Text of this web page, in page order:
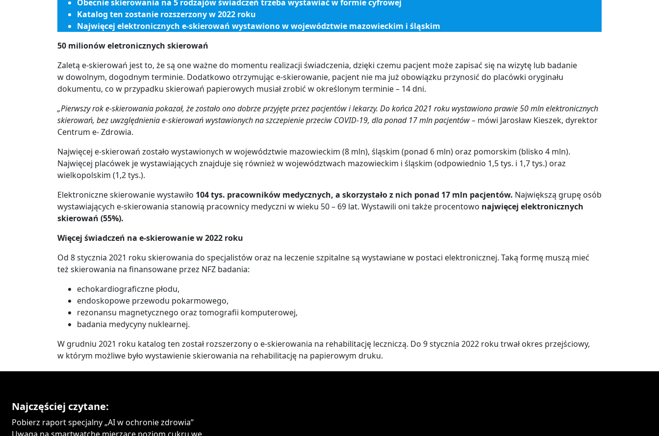
Obecnie skierowania na 5 rodzajów świadczeń trzeba wystawiać w formie cyfrowej
Katalog ten zostanie rozszerzony w 2022 roku
Najwięcej elektronicznych e-skierowań wystawiono w województwie mazowieckim i śląskim
50 milionów eletronicznych skierowań
Zaletą e-skierowań jest to, że są one ważne do momentu realizacji świadczenia, dzięki czemu pacjent może zapisać się na wizytę lub badanie
w dowolnym, dogodnym terminie. Dodatkowo otrzymując e-skierowanie, pacjent nie ma już obowiązku przynosić do placówki oryginału
dokumentu, co w przypadku skierowań papierowych musiał zrobić w określonym terminie – 14 dni.
„Pierwszy rok e-skierowania pokazał, że zostało ono dobrze przyjęte przez pacjentów i lekarzy. Do końca 2021 roku wystawiono prawie 50 mln elektronicznych
skierowań, bez uwzględnienia e-skierowań wystawionych na szczepienie przeciw COVID-19, dla ponad 17 mln pacjentów – mówi Jarosław Kieszek, dyrektor
Centrum e- Zdrowia.
Najwięcej e-skierowań zostało wystawionych w województwie mazowieckim (8 mln), śląskim (ponad 6 mln) oraz pomorskim (blisko 4 mln).
Najwięcej placówek je wystawiających znajduje się również w województwach mazowieckim i śląskim (odpowiednio 1,5 tys. i 1,7 tys.) oraz
wielkopolskim (1,2 tys.).
Elektroniczne skierowanie wystawiło 104 tys. pracowników medycznych, a skorzystało z nich ponad 17 mln pacjentów. Największą grupę osób
wystawiających e-skierowania stanowią pracownicy medyczni w wieku 50 – 69 lat. Wystawili oni także procentowo najwięcej elektronicznych
skierowań (55%).
Więcej świadczeń na e-skierowanie w 2022 roku
Od 8 stycznia 2021 roku skierowania do specjalistów oraz na leczenie szpitalne są wystawiane w postaci elektronicznej. Taką formę muszą mieć
też skierowania na finansowane przez NFZ badania:
echokardiograficzne płodu,
endoskopowe przewodu pokarmowego,
rezonansu magnetycznego oraz tomografii komputerowej,
badania medycyny nuklearnej.
W grudniu 2021 roku katalog ten został rozszerzony o e-skierowania na rehabilitację leczniczą. Do 9 stycznia 2022 roku trwał okres przejściowy,
w którym możliwe było wystawienie skierowania na rehabilitację na papierowym druku.
Najczęściej czytane:
Pobierz raport specjalny „AI w ochronie zdrowia”